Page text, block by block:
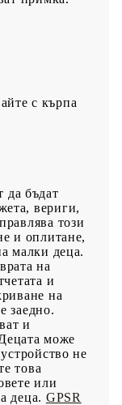
с кърпа
бъдат
вериги,
този
и оплитане,
малки деца.
на
и
на
заедно.
и
може
не
това
или
деца. GPSR